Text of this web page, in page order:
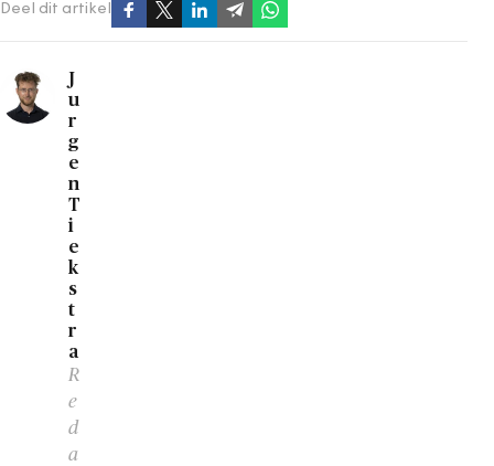
Deel dit artikel
J
u
r
g
e
n
T
i
e
k
s
t
r
a
R
e
d
a